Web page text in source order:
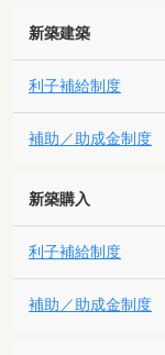
新築建築
利子補給制度
補助／助成金制度
新築購入
利子補給制度
補助／助成金制度